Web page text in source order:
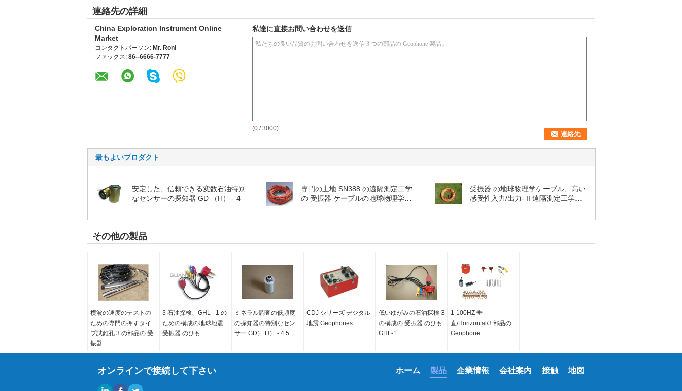
連絡先の詳細
China Exploration Instrument Online
Market
コンタクトパーソン: Mr. Roni
ファックス: 86--6666-7777
私達に直接お問い合わせを送信
(0 / 3000)
最もよいプロダクト
安定した、信頼できる変数石油特別
なセンサーの探知器 GD （H） - 4
専門の土地 SN388 の遠隔測定工学
の 受振器 ケーブルの地球物理学の
受振器 の地球物理学ケーブル、高い
感受性入力/出力- II 遠隔測定工学ケ
その他の製品
横波の速度のテストの
ための専門の押すタイ
プ試錐孔 3 の部品の 受
振器
3 石油探検、GHL - 1 の
ための構成の地球地震
受振器 のひも
ミネラル調査の低頻度
の探知器の特別なセン
サー GD） H） - 4.5
CDJ シリーズ デジタル
地震 Geophones
低いゆがみの石油探検 3
の構成の 受振器 のひも
GHL-1
1-100HZ 垂
直/Horizontal/3 部品の
Geophone
オンラインで接続して下さい 地図
接触
会社案内
企業情報
製品
ホーム